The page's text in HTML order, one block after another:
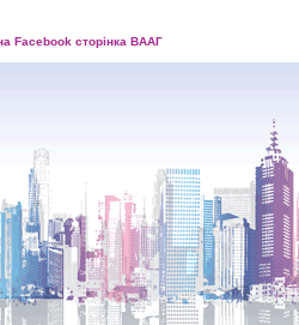
Facebook сторінка ВААГ